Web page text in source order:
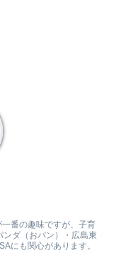
番の趣味ですが、子育
ダ（おパン）・広島東
にも関心があります。